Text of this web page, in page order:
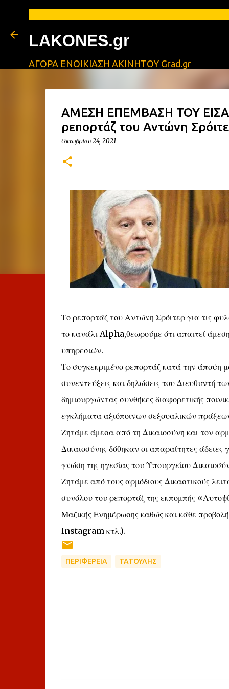
LAKONES.gr
ΑΓΟΡΑ ΕΝΟΙΚΙΑΣΗ ΑΚΙΝΗΤΟΥ Grad.gr
ΑΜΕΣΗ ΕΠΕΜΒΑΣΗ ΤΟΥ
ρεπορτάζ του Αντώνη
Οκτωβρίου 24, 2021
Το ρεπορτάζ του Αντώνη Σρόιτερ για τις
το κανάλι Alpha,θεωρούμε ότι απαιτεί
υπηρεσιών.
Το συγκεκριμένο ρεπορτάζ κατά την άποψη
συνεντεύξεις και δηλώσεις του Διευθυντή
δημιουργώντας συνθήκες διαφορετικής
εγκλήματα αξιόποινων σεξουαλικών
Ζητάμε άμεσα από τη Δικαιοσύνη και τον
Δικαιοσύνης δόθηκαν οι απαραίτητες
γνώση της ηγεσίας του Υπουργείου
Ζητάμε από τους αρμόδιους Δικαστικούς
συνόλου του ρεπορτάζ της εκπομπής
Μαζικής Ενημέρωσης καθώς και κάθε
Instagram κτλ.).
ΠΕΡΙΦΕΡΕΙΑ ΤΑΤΟΥΛΗΣ